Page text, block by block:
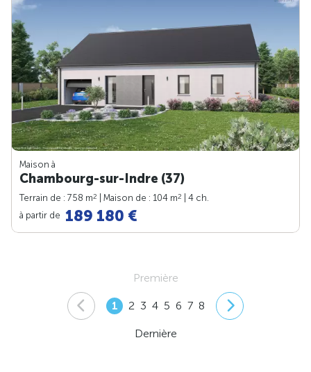
Maison à
Chambourg-sur-Indre (37)
Terrain de : 758 m2 | Maison de : 104 m2
| 4 ch.
à partir de 189 180 €
Première
1 2 3 4 5 6 7 8
Dernière